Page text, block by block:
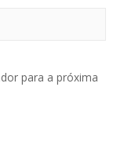
para a próxima